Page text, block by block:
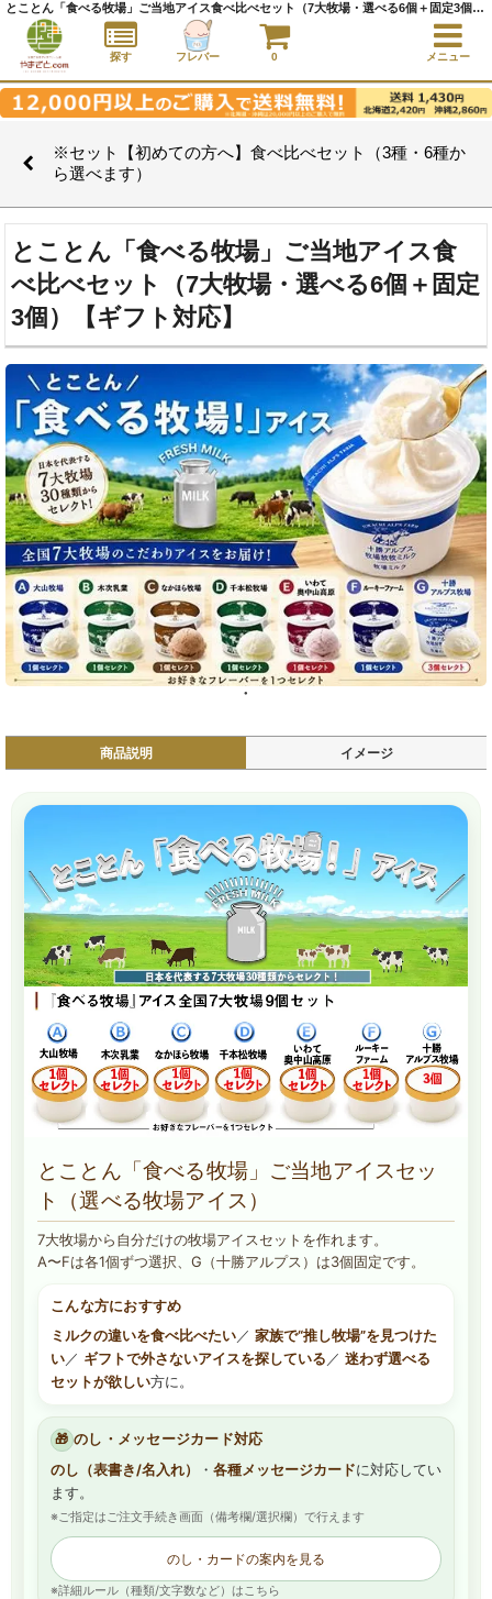
※セット【初めての方へ】食べ比べセット（3種・6種か
ら選べます）
とことん「食べる牧場」ご当地アイス食
べ比べセット（7大牧場・選べる6個＋固定
3個）【ギフト対応】
商品説明 イメージ
とことん「食べる牧場」ご当地アイスセッ
ト（選べる牧場アイス）
7大牧場から自分だけの牧場アイスセットを作れます。
A〜Fは各1個ずつ選択、G（十勝アルプス）は3個固定です。
こんな方におすすめ
ミルクの違いを食べ比べたい ／ 家族で“推し牧場”を見つけた
い ／ ギフトで外さないアイスを探している ／ 迷わず選べる
セットが欲しい方に。
🎁 のし・メッセージカード対応
のし（表書き/名入れ）
・ 各種メッセージカードに対応してい
ます。
※ご指定はご注文手続き画面（備考欄/選択欄）で行えます
のし・カードの案内を見る
※詳細ルール（種類/文字数など）はこちら
とことん「食べる牧場」ご当地アイス食べ比べセット（7大牧場・選べる6個＋固定3個）【ギフト対応】 ｜ ※セット【初めての方へ】食べ比べセット（3種・6種から選べます） ｜アイスクリーム通販サイト｜アイスクリームギフト│全国にご当地アイスをお届け - やまざと.com
探す フレバー 0 メニュー